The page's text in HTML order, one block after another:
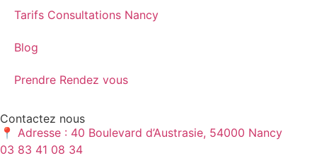
Tarifs Consultations Nancy
Blog
Prendre Rendez vous
Contactez nous
📍 Adresse : 40 Boulevard d’Austrasie, 54000 Nancy
03 83 41 08 34